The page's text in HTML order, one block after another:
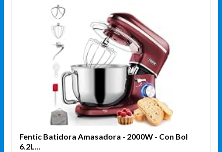
Fentic Batidora Amasadora - 2000W - Con Bol
6.2L...